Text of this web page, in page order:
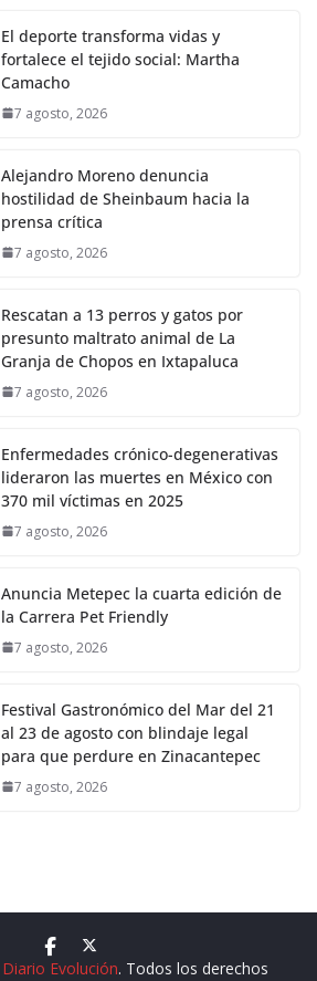
El deporte transforma vidas y
fortalece el tejido social: Martha
Camacho
7 agosto, 2026
Alejandro Moreno denuncia
hostilidad de Sheinbaum hacia la
prensa crítica
7 agosto, 2026
Rescatan a 13 perros y gatos por
presunto maltrato animal de La
Granja de Chopos en Ixtapaluca
7 agosto, 2026
Enfermedades crónico-degenerativas
lideraron las muertes en México con
370 mil víctimas en 2025
7 agosto, 2026
Anuncia Metepec la cuarta edición de
la Carrera Pet Friendly
7 agosto, 2026
Festival Gastronómico del Mar del 21
al 23 de agosto con blindaje legal
para que perdure en Zinacantepec
7 agosto, 2026
Diario Evolución. Todos los derechos